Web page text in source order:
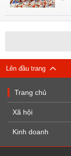
Lên đầu trang
Trang chủ
Xã hội
Kinh doanh